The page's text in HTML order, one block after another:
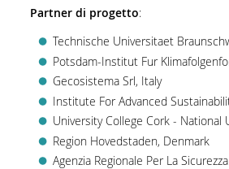
Partner di progetto:
Technische Universitaet
Potsdam-Institut Fur
Gecosistema Srl, Italy
Institute For Advanced
University College Cork - National
Region Hovedstaden, Denmark
Agenzia Regionale Per La